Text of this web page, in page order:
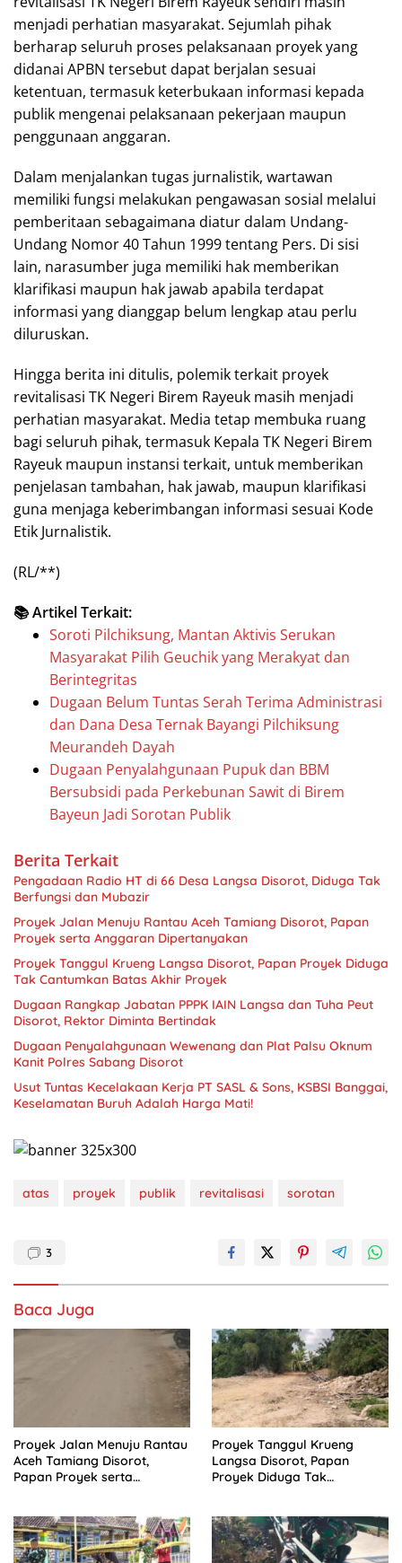
menjadi perhatian masyarakat. Sejumlah pihak
berharap seluruh proses pelaksanaan proyek yang
didanai APBN tersebut dapat berjalan sesuai
ketentuan, termasuk keterbukaan informasi kepada
publik mengenai pelaksanaan pekerjaan maupun
penggunaan anggaran.
Dalam menjalankan tugas jurnalistik, wartawan
memiliki fungsi melakukan pengawasan sosial melalui
pemberitaan sebagaimana diatur dalam Undang-
Undang Nomor 40 Tahun 1999 tentang Pers. Di sisi
lain, narasumber juga memiliki hak memberikan
klarifikasi maupun hak jawab apabila terdapat
informasi yang dianggap belum lengkap atau perlu
diluruskan.
Hingga berita ini ditulis, polemik terkait proyek
revitalisasi TK Negeri Birem Rayeuk masih menjadi
perhatian masyarakat. Media tetap membuka ruang
bagi seluruh pihak, termasuk Kepala TK Negeri Birem
Rayeuk maupun instansi terkait, untuk memberikan
penjelasan tambahan, hak jawab, maupun klarifikasi
guna menjaga keberimbangan informasi sesuai Kode
Etik Jurnalistik.
(RL/**)
📚 Artikel Terkait:
Soroti Pilchiksung, Mantan Aktivis Serukan
Masyarakat Pilih Geuchik yang Merakyat dan
Berintegritas
Dugaan Belum Tuntas Serah Terima Administrasi
dan Dana Desa Ternak Bayangi Pilchiksung
Meurandeh Dayah
Dugaan Penyalahgunaan Pupuk dan BBM
Bersubsidi pada Perkebunan Sawit di Birem
Bayeun Jadi Sorotan Publik
Berita Terkait
Pengadaan Radio HT di 66 Desa Langsa Disorot, Diduga Tak
Berfungsi dan Mubazir
Proyek Jalan Menuju Rantau Aceh Tamiang Disorot, Papan
Proyek serta Anggaran Dipertanyakan
Proyek Tanggul Krueng Langsa Disorot, Papan Proyek Diduga
Tak Cantumkan Batas Akhir Proyek
Dugaan Rangkap Jabatan PPPK IAIN Langsa dan Tuha Peut
Disorot, Rektor Diminta Bertindak
Dugaan Penyalahgunaan Wewenang dan Plat Palsu Oknum
Kanit Polres Sabang Disorot
Usut Tuntas Kecelakaan Kerja PT SASL & Sons, KSBSI Banggai,
atas proyek publik revitalisasi sorotan
3
Baca Juga
Proyek Jalan Menuju Rantau
Aceh Tamiang Disorot,
Papan Proyek serta
Proyek Tanggul Krueng
Langsa Disorot, Papan
Proyek Diduga Tak